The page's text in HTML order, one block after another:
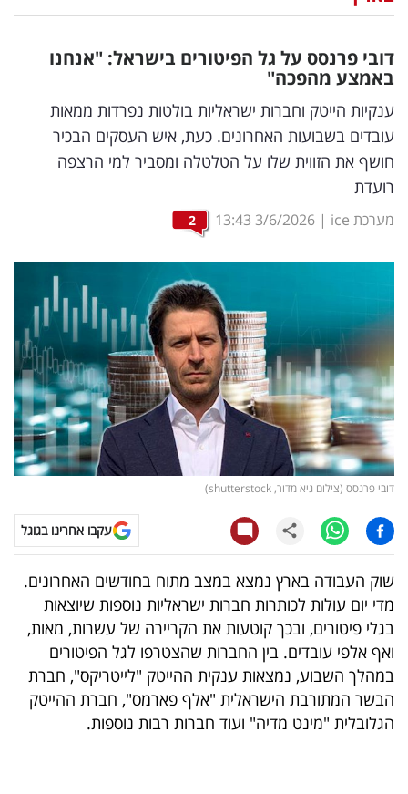
דיגיטל
וטק
שיווק
ופרסום
משפט
מדדים
דעות
רכילות
עסקית
קריפטו
ויראלי
טלוויזיה
עסקי
ספורט
קריירה
ולימודים
מינויים
דובי פרנסס על גל הפיטורים בישראל: "אנחנו
באמצע מהפכה"
ענקיות הייטק וחברות ישראליות בולטות נפרדות ממאות
עובדים בשבועות האחרונים. כעת, איש העסקים הבכיר
חושף את הזווית שלו על הטלטלה ומסביר למי הרצפה
רועדת
מערכת ice |
3/6/2026
13:43
2
דובי פרנסס (צילום גיא מדור, shutterstock)
עקבו אחרינו בגוגל
שוק העבודה בארץ נמצא במצב מתוח בחודשים האחרונים.
מדי יום עולות לכותרות חברות ישראליות נוספות שיוצאות
בגלי פיטורים, ובכך קוטעות את הקריירה של עשרות, מאות,
ואף אלפי עובדים. בין החברות שהצטרפו לגל הפיטורים
במהלך השבוע, נמצאות ענקית ההייטק "לייטריקס", חברת
הבשר המתורבת הישראלית "אלף פארמס", חברת ההייטק
הגלובלית "מינט מדיה" ועוד חברות רבות נוספות.